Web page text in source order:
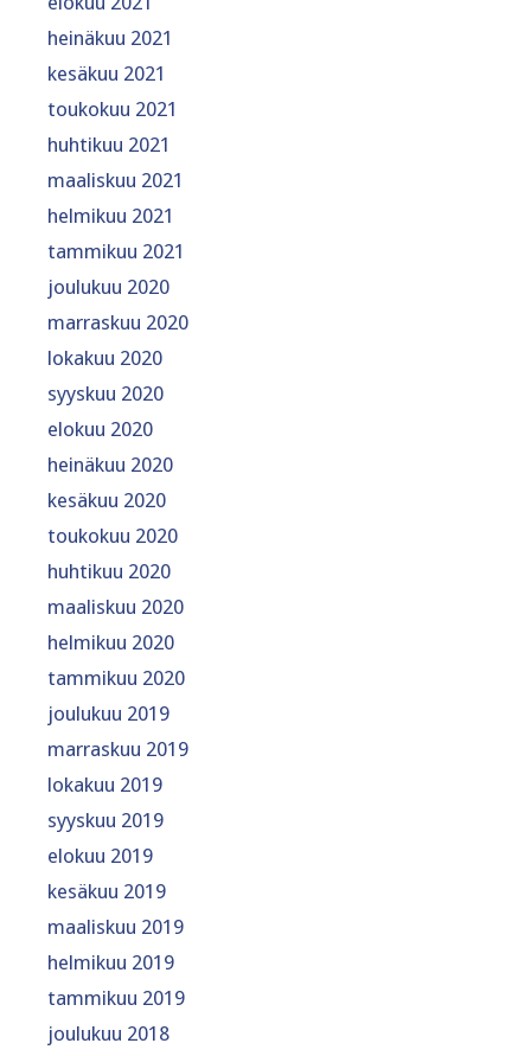
heinäkuu 2021
kesäkuu 2021
toukokuu 2021
huhtikuu 2021
maaliskuu 2021
helmikuu 2021
tammikuu 2021
joulukuu 2020
marraskuu 2020
lokakuu 2020
syyskuu 2020
elokuu 2020
heinäkuu 2020
kesäkuu 2020
toukokuu 2020
huhtikuu 2020
maaliskuu 2020
helmikuu 2020
tammikuu 2020
joulukuu 2019
marraskuu 2019
lokakuu 2019
syyskuu 2019
elokuu 2019
kesäkuu 2019
maaliskuu 2019
helmikuu 2019
tammikuu 2019
joulukuu 2018